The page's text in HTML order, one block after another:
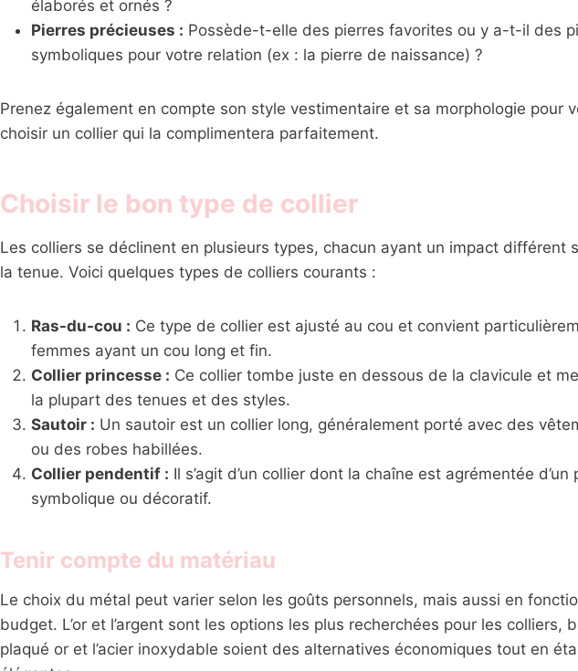
élaborés et ornés ?
Pierres précieuses : Possède-t-elle des pierres favorites ou y a-t-il des
symboliques pour votre relation (ex : la pierre de naissance) ?
Prenez également en compte son style vestimentaire et sa morphologie pour
choisir un collier qui la complimentera parfaitement.
Choisir le bon type de collier
Les colliers se déclinent en plusieurs types, chacun ayant un impact différent
la tenue. Voici quelques types de colliers courants :
Ras-du-cou : Ce type de collier est ajusté au cou et convient
femmes ayant un cou long et fin.
Collier princesse : Ce collier tombe juste en dessous de la clavicule et
la plupart des tenues et des styles.
Sautoir : Un sautoir est un collier long, généralement porté avec des
ou des robes habillées.
Collier pendentif : Il s’agit d’un collier dont la chaîne est agrémentée
symbolique ou décoratif.
Tenir compte du matériau
Le choix du métal peut varier selon les goûts personnels, mais aussi en
budget. L’or et l’argent sont les options les plus recherchées pour les colliers,
plaqué or et l’acier inoxydable soient des alternatives économiques tout en